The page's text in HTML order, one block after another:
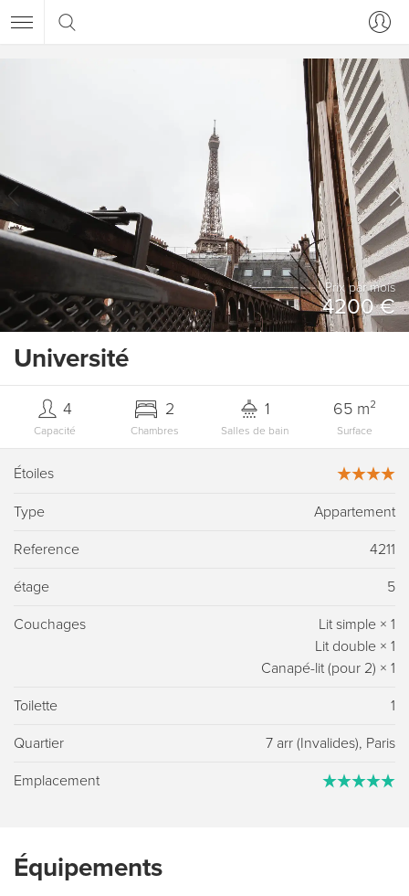
Prix ​​par mois
4200 €
Université
Capacité
4
Chambres
2
Salles de bain
1
Surface
65 m²
Étoiles
Type Appartement
Reference 4211
étage 5
Couchages Lit simple × 1
Lit double × 1
Canapé-lit (pour 2) × 1
Toilette 1
Quartier 7 arr (Invalides), Paris
Emplacement
Équipements